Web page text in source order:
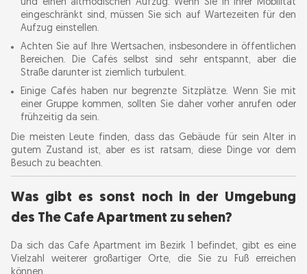
und einen altmodischen Aufzug. Wenn Sie in Ihrer Mobilität
eingeschränkt sind, müssen Sie sich auf Wartezeiten für den
Aufzug einstellen.
Achten Sie auf Ihre Wertsachen, insbesondere in öffentlichen
Bereichen. Die Cafés selbst sind sehr entspannt, aber die
Straße darunter ist ziemlich turbulent.
Einige Cafés haben nur begrenzte Sitzplätze. Wenn Sie mit
einer Gruppe kommen, sollten Sie daher vorher anrufen oder
frühzeitig da sein.
Die meisten Leute finden, dass das Gebäude für sein Alter in
gutem Zustand ist, aber es ist ratsam, diese Dinge vor dem
Besuch zu beachten.
Was gibt es sonst noch in der Umgebung
des The Cafe Apartment zu sehen?
Da sich das Cafe Apartment im Bezirk 1 befindet, gibt es eine
Vielzahl weiterer großartiger Orte, die Sie zu Fuß erreichen